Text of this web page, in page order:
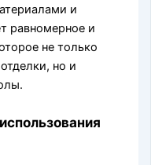
и
равномерное и
не только
но и